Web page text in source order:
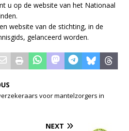
u op de website van het Nationaal
website van de stichting, in de
gelanceerd worden.
voor mantelzorgers in
NEXT